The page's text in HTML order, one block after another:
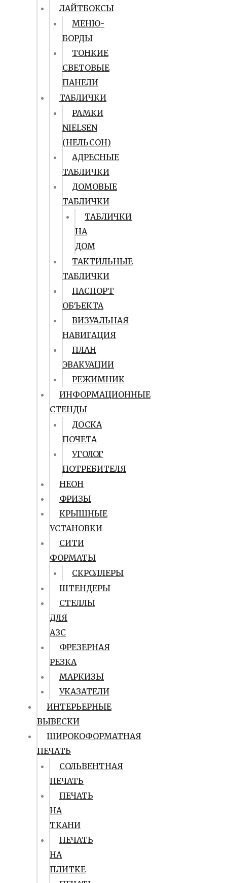
ЛАЙТБОКСЫ
МЕНЮ-
БОРДЫ
ТОНКИЕ
СВЕТОВЫЕ
ПАНЕЛИ
ТАБЛИЧКИ
РАМКИ
NIELSEN
(НЕЛЬСОН)
АДРЕСНЫЕ
ТАБЛИЧКИ
ДОМОВЫЕ
ТАБЛИЧКИ
ТАБЛИЧКИ
НА
ДОМ
ТАКТИЛЬНЫЕ
ТАБЛИЧКИ
ПАСПОРТ
ОБЪЕКТА
ВИЗУАЛЬНАЯ
НАВИГАЦИЯ
ПЛАН
ЭВАКУАЦИИ
РЕЖИМНИК
ИНФОРМАЦИОННЫЕ
СТЕНДЫ
ДОСКА
ПОЧЕТА
УГОЛОГ
ПОТРЕБИТЕЛЯ
НЕОН
ФРИЗЫ
КРЫШНЫЕ
УСТАНОВКИ
СИТИ
ФОРМАТЫ
СКРОЛЛЕРЫ
ШТЕНДЕРЫ
СТЕЛЛЫ
ДЛЯ
АЗС
ФРЕЗЕРНАЯ
РЕЗКА
МАРКИЗЫ
УКАЗАТЕЛИ
ИНТЕРЬЕРНЫЕ
ВЫВЕСКИ
ШИРОКОФОРМАТНАЯ
ПЕЧАТЬ
СОЛЬВЕНТНАЯ
ПЕЧАТЬ
ПЕЧАТЬ
НА
ТКАНИ
ПЕЧАТЬ
НА
ПЛИТКЕ